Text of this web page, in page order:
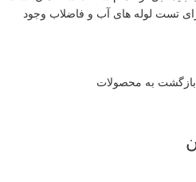
بازگشت به محصولات